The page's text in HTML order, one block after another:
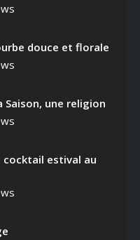
douce et florale
Saison, une religion
cocktail estival au